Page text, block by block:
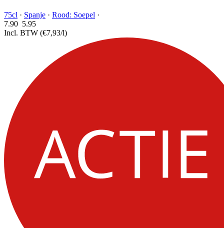
75cl · Spanje · Rood: Soepel ·
7.90 5.95
Incl. BTW (€7,93/l)